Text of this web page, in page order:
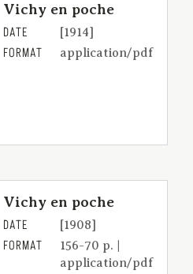
Vichy en poche
DATE [1914]
FORMAT application/pdf
Vichy en poche
DATE [1908]
FORMAT
156-70 p. |
application/pdf